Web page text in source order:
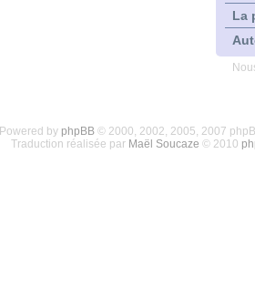
La
Powered by phpBB© 2000, 2002, 2005, 2007
Traduction réalisée par Maël Soucaze © 2010